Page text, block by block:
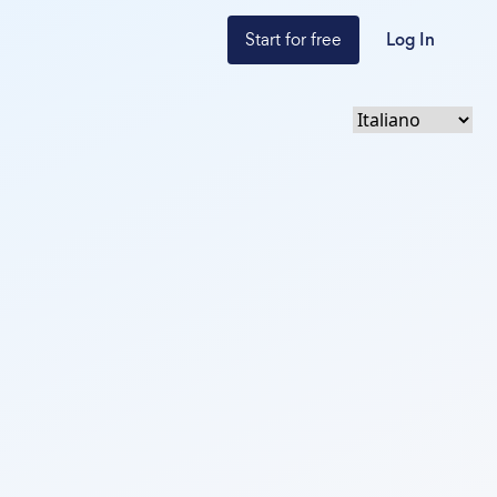
Start for free Log In